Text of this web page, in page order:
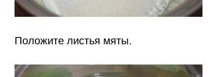
Положите листья мяты.